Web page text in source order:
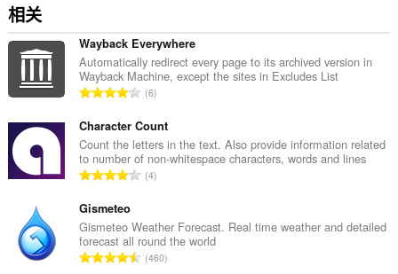
相关
Wayback Everywhere
Automatically redirect every page to its archived version in
Wayback Machine, except the sites in Excludes List
总
分
次
数
：
6
Character Count
Count the letters in the text. Also provide information related
to number of non-whitespace characters, words and lines
总
次
数
：
4
Gismeteo
Gismeteo Weather Forecast. Real time weather and detailed
forecast all round the world
总460